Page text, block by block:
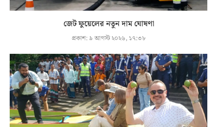
জেট ফুয়েলের নতুন দাম ঘোষণা
প্রকাশ: ৯ আগস্ট ২০২৬, ১৭:৩৮